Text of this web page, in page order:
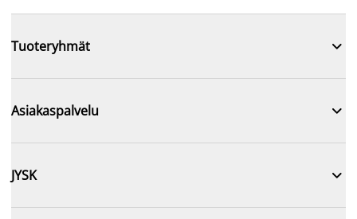
Tuoteryhmät 
Asiakaspalvelu 
JYSK 